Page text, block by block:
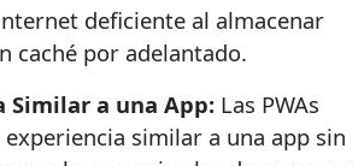
deficiente al almacenar
caché por adelantado.
Similar a una App: Las PWAs
similar a una app sin